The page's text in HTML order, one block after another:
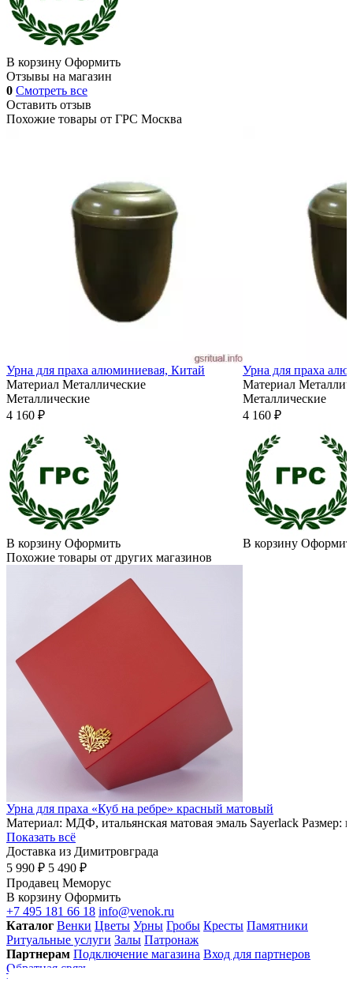
В корзину Оформить
Отзывы на магазин
0 Смотреть все
Оставить отзыв
Похожие товары от ГРС Москва
Урна для праха алюминиевая, Китай
Материал Металлические
Металлические
4 160 ₽
В корзину Оформить
Урна для праха
Материал
Металлические
4 160 ₽
В корзину
Похожие товары от других магазинов
Урна для праха «Куб на ребре» красный матовый
Материал: МДФ, итальянская матовая эмаль Sayerlack
Показать всё
Доставка из Димитровграда
5 990 ₽ 5 490 ₽
Продавец Меморус
В корзину Оформить
+7 495 181 66 18 info@venok.ru
Каталог Венки Цветы Урны Гробы Кресты Памятники
Ритуальные услуги Залы Патронаж
Партнерам Подключение магазина Вход для партнеров
Обратная связь